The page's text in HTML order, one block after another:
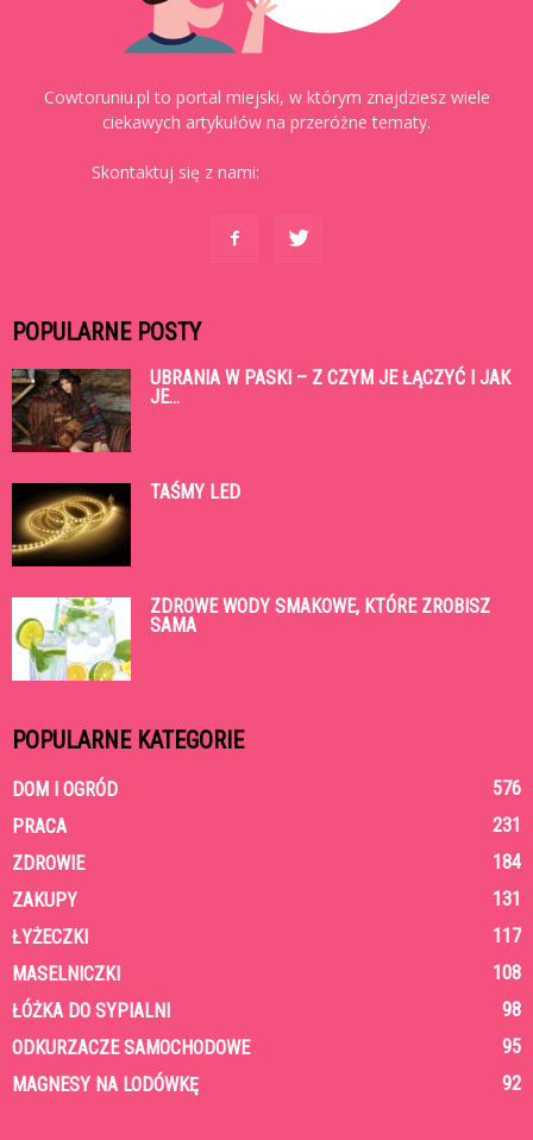
Cowtoruniu.pl to portal miejski, w którym znajdziesz wiele
ciekawych artykułów na przeróżne tematy.
Skontaktuj się z nami:
POPULARNE POSTY
UBRANIA W PASKI – Z CZYM JE ŁĄCZYĆ I JAK
JE...
TAŚMY LED
ZDROWE WODY SMAKOWE, KTÓRE ZROBISZ
SAMA
POPULARNE KATEGORIE
DOM I OGRÓD
576
PRACA
231
ZDROWIE
184
ZAKUPY
131
ŁYŻECZKI
117
MASELNICZKI
108
ŁÓŻKA DO SYPIALNI
98
ODKURZACZE SAMOCHODOWE
95
MAGNESY NA LODÓWKĘ
92